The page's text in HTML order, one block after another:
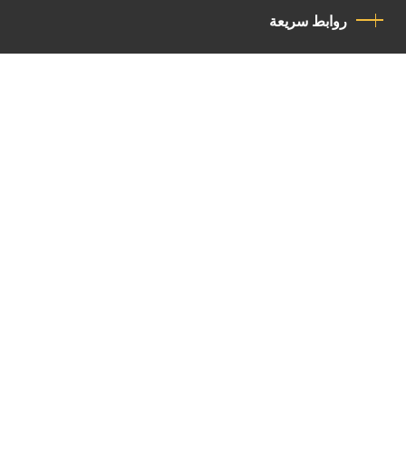
روابط سريعة